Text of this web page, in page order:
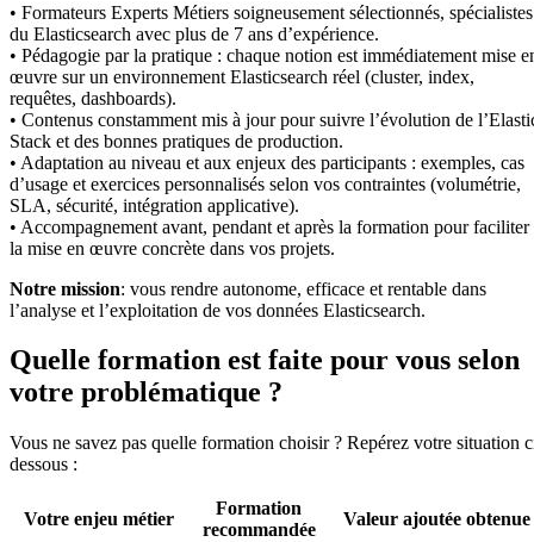
• Formateurs Experts Métiers soigneusement sélectionnés, spécialistes
du Elasticsearch avec plus de 7 ans d’expérience.
• Pédagogie par la pratique : chaque notion est immédiatement mise
œuvre sur un environnement Elasticsearch réel (cluster, index,
requêtes, dashboards).
• Contenus constamment mis à jour pour suivre l’évolution de
Stack et des bonnes pratiques de production.
• Adaptation au niveau et aux enjeux des participants : exemples, cas
d’usage et exercices personnalisés selon vos contraintes (volumétrie,
SLA, sécurité, intégration applicative).
• Accompagnement avant, pendant et après la formation pour faciliter
la mise en œuvre concrète dans vos projets.
Notre mission: vous rendre autonome, efficace et rentable dans
l’analyse et l’exploitation de vos données Elasticsearch.
Quelle formation est faite pour vous selon
votre problématique ?
Vous ne savez pas quelle formation choisir ? Repérez votre situation
dessous :
Votre enjeu métier
Formation
recommandée
Valeur ajoutée obtenue